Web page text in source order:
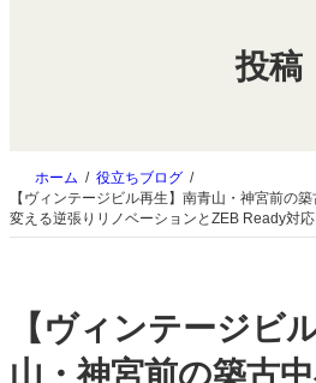
投稿
ホーム
役立ちブログ
【ヴィンテージビル再生】南青山・神宮前の
変える逆張りリノベーションとZEB Ready対
【ヴィンテージビ
山・神宮前の築古